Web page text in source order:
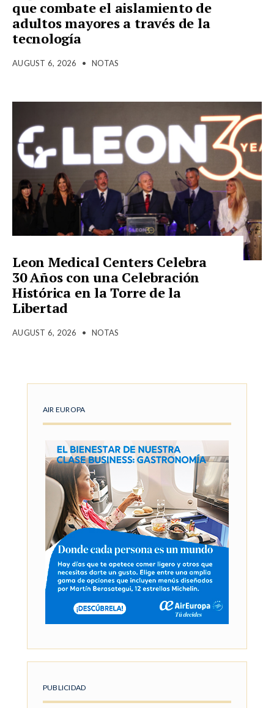
que combate el aislamiento de
adultos mayores a través de la
tecnología
AUGUST 6, 2026 • NOTAS
Leon Medical Centers Celebra
30 Años con una Celebración
Histórica en la Torre de la
Libertad
AUGUST 6, 2026 • NOTAS
AIR EUROPA
PUBLICIDAD